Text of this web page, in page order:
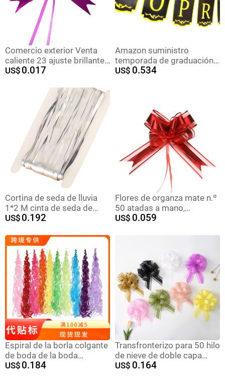
Comercio exterior Venta
caliente 23 ajuste brillante
mano tire flor regalo
película arco Navidad bolsa
manzana tire flor
US$ 0.017
Amazon suministro
temporada de graduación
fiesta decoración pull flag
US$ 0.534
Cortina de seda de lluvia
1*2 M cinta de seda de
lluvia brillante oro boda
borla cortina de seda de
lluvia fábrica al por mayor
US$ 0.192
Flores de organza mate n.º
50 atadas a mano,
decoración para bodas,
de textiles para el hogar,
colores metálicos.
US$ 0.059
Espiral de la borla colgante
de boda de la boda
decoración del Partido de
US$ 0.184
Transfronterizo para 50 hilo
de nieve de doble capa
simple elegante
US$ 0.164